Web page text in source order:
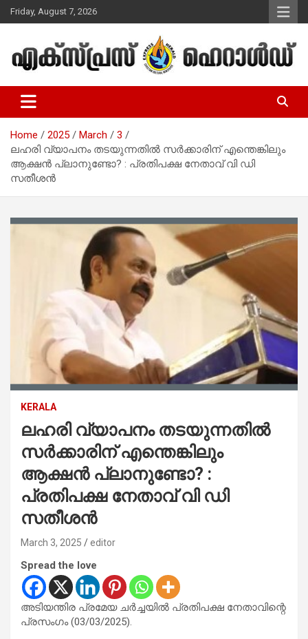
Skip
to
Friday, August 7, 2026
Express Herald – Malayalam
Christian News
Home 2025 March
3
ലഹരി വ്യാപനം തടയുന്നതില്‍ സര്‍ക്കാരിന് എന്തെങ്കിലും
ആക്ഷന്‍ പ്ലാനുണ്ടോ? : പ്രതിപക്ഷ നേതാവ് വി ഡി
സതീശന്‍
KERALA
ലഹരി വ്യാപനം തടയുന്നതില്‍
സര്‍ക്കാരിന് എന്തെങ്കിലും
ആക്ഷന്‍ പ്ലാനുണ്ടോ? :
പ്രതിപക്ഷ നേതാവ് വി ഡി
സതീശന്‍
March 3, 2025 editor
Spread the love
അടിയന്തിര പ്രമേയ ചര്‍ച്ചയില്‍ പ്രതിപക്ഷ നേതാവിന്റെ
പ്രസംഗം (03/03/2025).